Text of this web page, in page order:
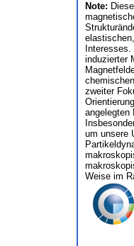
Note:
induzierter
zweiter
angelegten
um unsere
Weise im